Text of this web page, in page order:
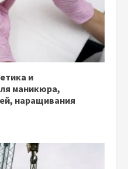
и
маникюра,
наращивания